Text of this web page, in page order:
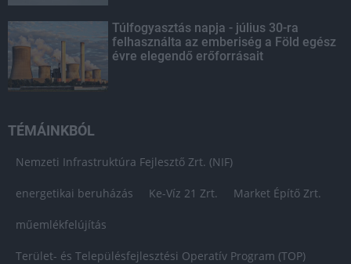
Túlfogyasztás napja - július 30-ra
felhasználta az emberiség a Föld egész
évre elegendő erőforrásait
TÉMÁINKBÓL
Nemzeti Infrastruktúra Fejlesztő Zrt. (NIF)
energetikai beruházás Ke-Víz 21 Zrt. Market Építő Zrt.
műemlékfelújítás
Terület- és Településfejlesztési Operatív Program (TOP)